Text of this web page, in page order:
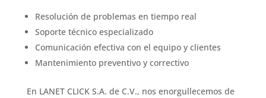
Resolución de problemas en tiempo real
Soporte técnico especializado
Comunicación efectiva con el equipo y clientes
Mantenimiento preventivo y correctivo
En LANET CLICK S.A. de C.V., nos enorgullecemos de